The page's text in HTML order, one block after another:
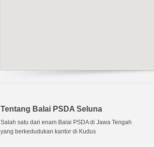
Tentang Balai PSDA Seluna
Salah satu dari enam Balai PSDA di Jawa Tengah
yang berkedudukan kantor di Kudus